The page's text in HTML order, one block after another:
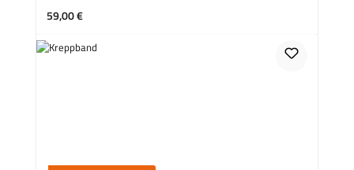
Regulärer Preis:
59,00 €